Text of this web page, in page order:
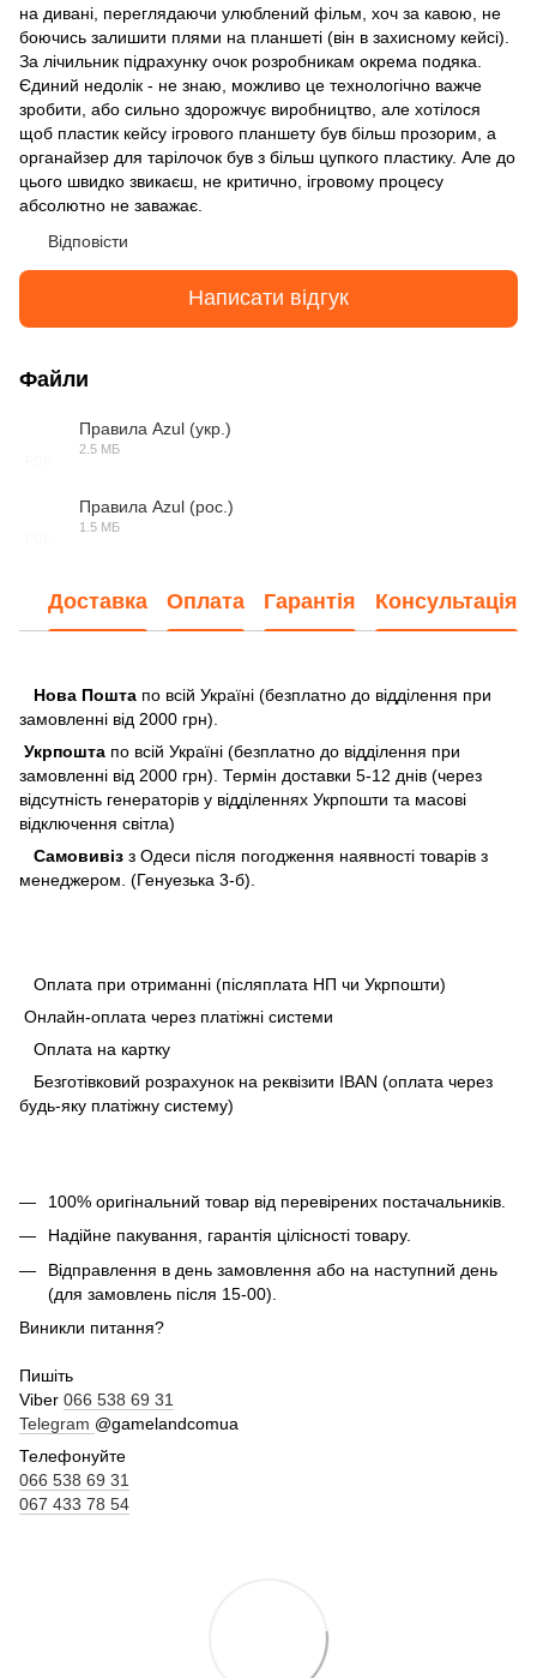
на дивані, переглядаючи улюблений фільм, хоч за кавою, не
боючись залишити плями на планшеті (він в захисному кейсі).
За лічильник підрахунку очок розробникам окрема подяка.
Єдиний недолік - не знаю, можливо це технологічно важче
зробити, або сильно здорожчує виробництво, але хотілося
щоб пластик кейсу ігрового планшету був більш прозорим, а
органайзер для тарілочок був з більш цупкого пластику. Але до
цього швидко звикаєш, не критично, ігровому процесу
абсолютно не заважає.
Відповісти
Написати відгук
Файли
Правила Azul (укр.)
2.5 МБ
Правила Azul (рос.)
1.5 МБ
Доставка Оплата Гарантія Консультація
Нова Пошта по всій Україні (безплатно до відділення при
замовленні від 2000 грн).
Укрпошта по всій Україні (безплатно до відділення при
замовленні від 2000 грн). Термін доставки 5-12 днів (через
відсутність генераторів у відділеннях Укрпошти та масові
відключення світла)
Самовивіз з Одеси після погодження наявності товарів з
менеджером. (Генуезька 3-б).
Оплата при отриманні (післяплата НП чи Укрпошти)
Онлайн-оплата через платіжні системи
Оплата на картку
Безготівковий розрахунок на реквізити IBAN (оплата через
будь-яку платіжну систему)
100% оригінальний товар від перевірених постачальників.
Надійне пакування, гарантія цілісності товару.
Відправлення в день замовлення або на наступний день
(для замовлень після 15-00).
Виникли питання?
Пишіть
Viber 066 538 69 31
Telegram @gamelandcomua
Телефонуйте
066 538 69 31
067 433 78 54